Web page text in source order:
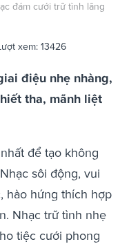
đám cưới trữ tình lãng
xem: 13426
điệu nhẹ nhàng,
tha, mãnh liệt
để tạo không
sôi động, vui
hào hứng thích hợp
Nhạc trữ tình nhẹ
tiệc cưới phong